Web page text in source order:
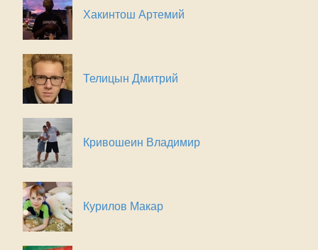
Хакинтош Артемий
Телицын Дмитрий
Кривошеин Владимир
Курилов Макар